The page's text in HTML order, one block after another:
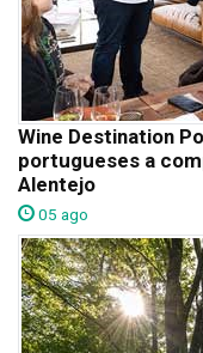
Wine Destination
portugueses a
Alentejo
05 ago